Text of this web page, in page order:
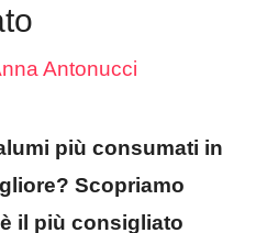
Antonucci
più consumati in
Scopriamo
il più consigliato